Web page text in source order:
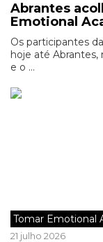
Abrantes
Emotional
Os participantes
hoje até
e o ...
Tomar Emotional
21 julho 2026